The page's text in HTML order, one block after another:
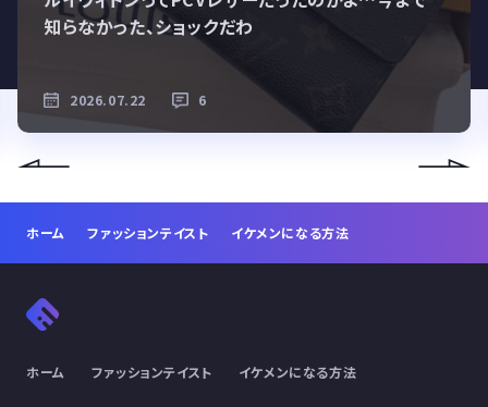
知らなかった、ショックだわ
2026.07.22 6
ホーム ファッションテイスト イケメンになる方法
ホーム ファッションテイスト イケメンになる方法